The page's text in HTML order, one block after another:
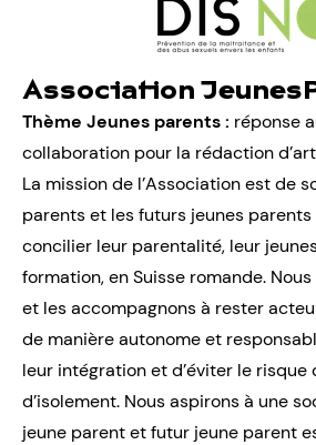
Association
Thème Jeunes parents : réponse
collaboration pour la rédaction
La mission de l’Association est de
parents et les futurs jeunes parents
concilier leur parentalité, leur
formation, en Suisse romande.
et les accompagnons à rester
de manière autonome et
leur intégration et d’éviter le
d’isolement. Nous aspirons à une
jeune parent et futur jeune parent